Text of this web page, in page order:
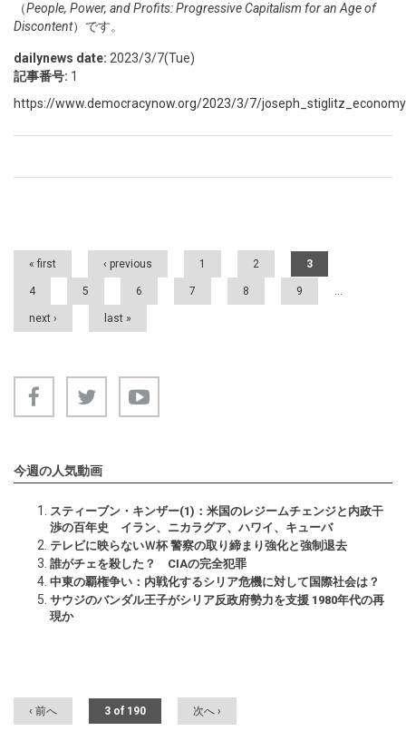
（People, Power, and Profits: Progressive Capitalism for an Age of
Discontent）です。
dailynews date: 2023/3/7(Tue)
記事番号: 1
https://www.democracynow.org/2023/3/7/joseph_stiglitz_economy
« first ‹ previous 1 2 3
4 5 6 7 8 9 …
next › last »
今週の人気動画
スティーブン・キンザー(1)：米国のレジームチェンジと内政干
渉の百年史 イラン、ニカラグア、ハワイ、キューバ
テレビに映らないＷ杯 警察の取り締まり強化と強制退去
誰がチェを殺した？ CIAの完全犯罪
中東の覇権争い：内戦化するシリア危機に対して国際社会は？
サウジのバンダル王子がシリア反政府勢力を支援 1980年代の再
現か
‹ 前へ 3 of 190 次へ ›